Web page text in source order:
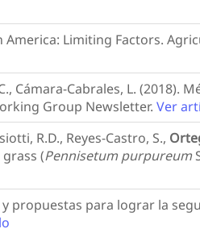
America: Limiting Factors.
Cámara-Cabrales, L. (2018).
Group Newsletter.Ver
R.D., Reyes-Castro, S.,
(Pennisetum purpureum
y propuestas para lograr la